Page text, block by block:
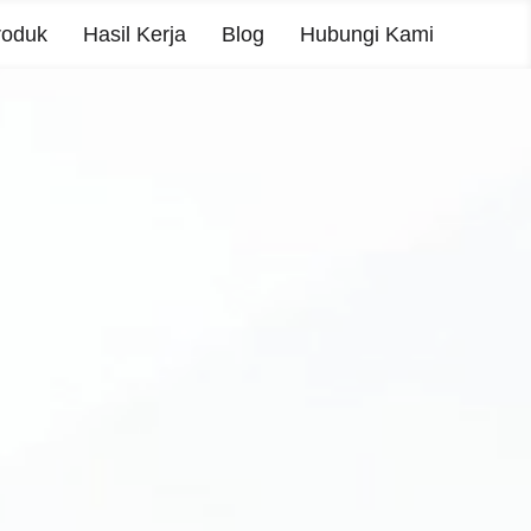
Hasil Kerja Blog Hubungi Kami